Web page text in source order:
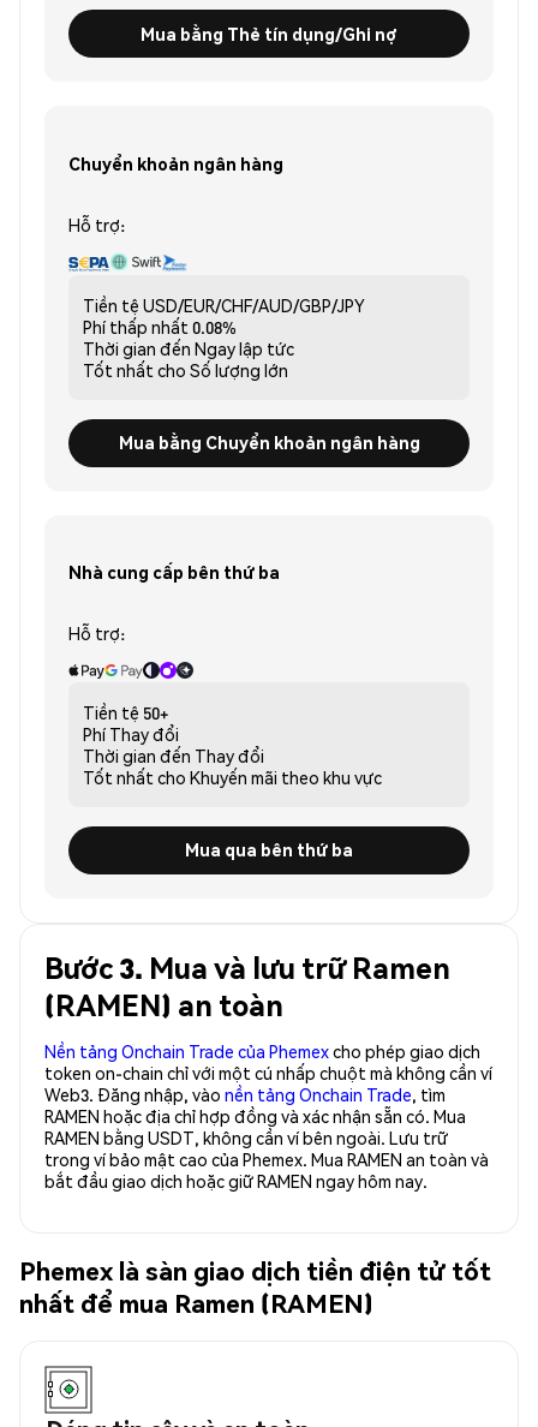
Mua bằng Thẻ tín dụng/Ghi nợ
Chuyển khoản ngân hàng
Hỗ trợ:
Tiền tệ USD/EUR/CHF/AUD/GBP/JPY
Phí thấp nhất 0.08%
Thời gian đến Ngay lập tức
Tốt nhất cho Số lượng lớn
Mua bằng Chuyển khoản ngân hàng
Nhà cung cấp bên thứ ba
Hỗ trợ:
Tiền tệ 50+
Phí Thay đổi
Thời gian đến Thay đổi
Tốt nhất cho Khuyến mãi theo khu vực
Mua qua bên thứ ba
Bước 3. Mua và lưu trữ Ramen
(RAMEN) an toàn
Nền tảng Onchain Trade của Phemexcho phép giao dịch
token on-chain chỉ với một cú nhấp chuột mà không cần ví
Web3. Đăng nhập, vào nền tảng Onchain Trade, tìm
RAMEN hoặc địa chỉ hợp đồng và xác nhận sẵn có. Mua
RAMEN bằng USDT, không cần ví bên ngoài. Lưu trữ
trong ví bảo mật cao của Phemex. Mua RAMEN an toàn và
bắt đầu giao dịch hoặc giữ RAMEN ngay hôm nay.
Phemex là sàn giao dịch tiền điện tử tốt
nhất để mua Ramen (RAMEN)